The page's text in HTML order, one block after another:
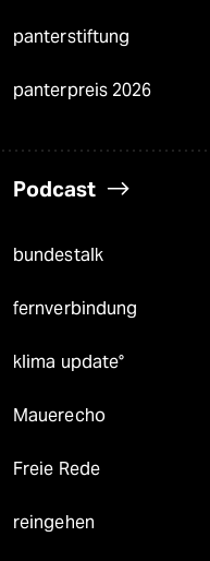
panterstiftung
panterpreis 2026
Podcast
bundestalk
fernverbindung
klima update°
Mauerecho
Freie Rede
reingehen